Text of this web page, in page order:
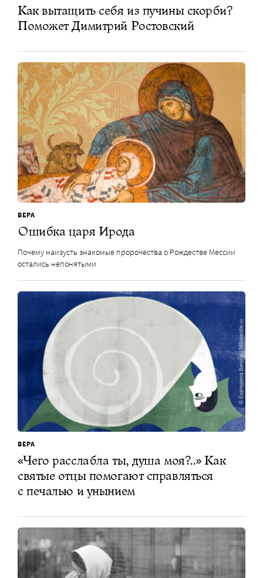
Как вытащить себя из пучины скорби?
Поможет Димитрий Ростовский
ВЕРА
Ошибка царя Ирода
Почему наизусть знакомые пророчества о Рождестве Мессии
остались непонятыми
ВЕРА
«Чего расслабла ты, душа моя?..» Как
святые отцы помогают справляться
с печалью и унынием